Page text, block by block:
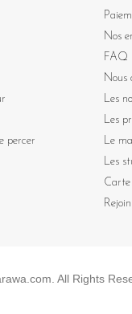
percer
Nos
FAQ
Nous
Les
Les
Le
Les
Carte
All Rights